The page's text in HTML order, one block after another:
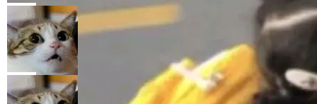
“启蒙老师”。 而今年，恰好是雷霄骅离世十周
年。FFmpeg 社区最终选择用一个大版本的名
字，留下了这份纪念。 雷霄骅曾是中国传媒大学
数字电视技术方向的博士生，长期从事视频、音
频技...
编写程序，目标是完成电商平台作者信息与商品
列表的数据匹配 —— 一项常规的数据处理任
务，最终却产生了 180 万美元的账单，实际支出
超出原定预算 860%。 更令人意外的是，该项目
最终并未成功落地，而高额算力消耗持续运行长
达 5 个月，公司直到财务对账时才察觉异常。这
e CEO Clément Delangue 在 CNBC 的采访里
没有拐弯抹角。他说中国正在赢得 AI 竞赛，而
且按目前的速度，中国 AI 工具预计在今年底或
2027 年就能追上美国前沿实验室的水平。 Dela
ngue 把原因归结为一件事：开放协作。中国的
AI 开发者在一个共享和协作的生态里加速迭代，
局
当 AI agent 把源码变成了最好的扩展系
统，开发者工具必须开源
五年前，David Crawshaw 问过很多软件工程师
一个问题：你写过什么给自己用的程序？答案几
乎都是没有。工程师们整天用别人写的程序写程
局